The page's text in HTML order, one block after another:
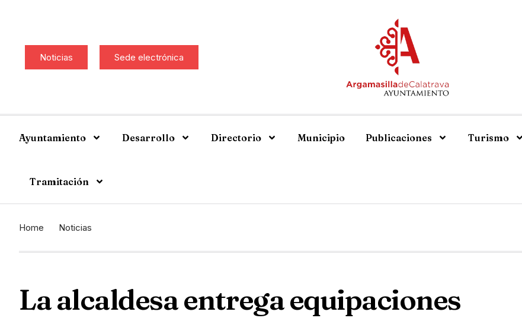
Noticias Sede electrónica
Ayuntamiento Desarrollo Directorio Municipio Publicaciones Turismo
Tramitación
Home Noticias
La alcaldesa entrega equipaciones